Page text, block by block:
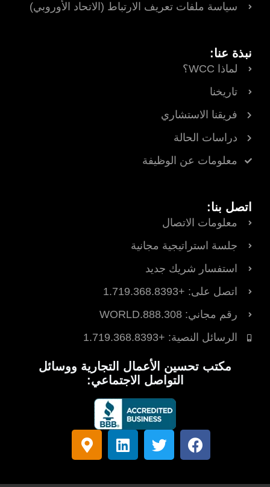
سياسة ملفات تعريف الارتباط (الاتحاد الأوروبي)
نبذة عنا:
لماذا WCC؟
تاريخنا
فريقنا الاستشاري
دراسات الحالة
معلومات عن الوظيفة
اتصل بنا:
معلومات الاتصال
جلسة استراتيجية مجانية
استفسار شريك جديد
اتصل على: +1.719.368.8393
رقم مجاني: 888.308.WORLD
الرسائل النصية: +1.719.368.8393
مكتب تحسين الأعمال التجارية ووسائل
التواصل الاجتماعي:
ف
ي
ب
ت
و
ت
ل
ي
ك
ع
ل
م